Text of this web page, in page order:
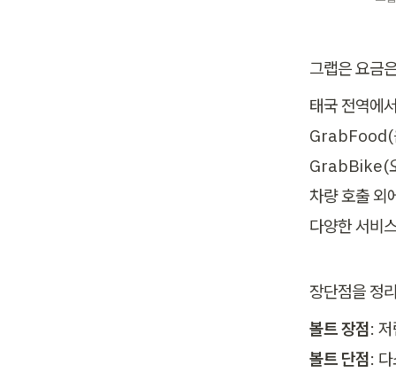
그랩은 요금
태국 전역에
GrabFood(
GrabBike(
차량 호출 외
다양한 서비
장단점을 정
볼트 장점
볼트 단점: